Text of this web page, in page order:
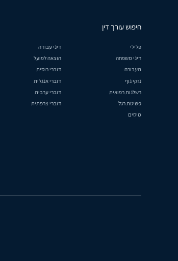
חיפוש עורך דין
פלילי
דיני עבודה
דיני משפחה
הוצאה לפועל
תעבורה
דוברי רוסית
נזקי גוף
דוברי אנגלית
רשלנות רפואית
דוברי ערבית
פשיטת רגל
דוברי צרפתית
מיסים